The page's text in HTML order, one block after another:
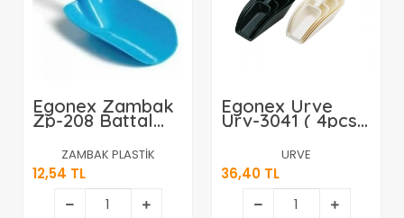
Egonex Zambak
Zp-208 Battal
Bakkal Erzak
Kürek*12x12
ZAMBAK PLASTİK
12,54 TL
Egonex Urve
Urv-3041 ( 4pcs )
Ölçü Erzak Kürek
Kaşık ( Renkli
Plastik )*120
URVE
36,40 TL